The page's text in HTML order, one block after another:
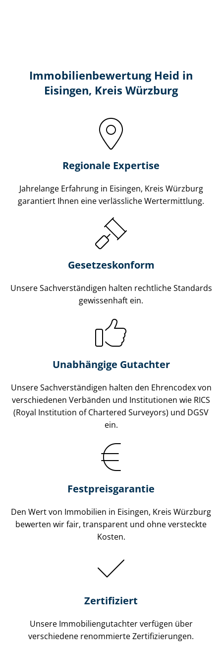
Immobilien­bewertung Heid in
Eisingen, Kreis Würzburg
Regionale Expertise
Jahrelange Erfahrung in Eisingen, Kreis Würzburg
garantiert Ihnen eine verlässliche Wertermittlung.
Gesetzes­konform
Unsere Sach­ver­stän­di­gen halten rechtliche Standards
gewissenhaft ein.
Unabhängige Gutachter
Unsere Sach­ver­stän­di­gen halten den Ehrencodex von
verschiedenen Verbänden und Institutionen wie RICS
(Royal Institution of Chartered Surveyors) und DGSV
ein.
Festpreis​garantie
Den Wert von Immobilien in Eisingen, Kreis Würzburg
bewerten wir fair, transparent und ohne versteckte
Kosten.
Zertifiziert
Unsere Immobilien­gutachter verfügen über
verschiedene renommierte Zer­ti­fi­zie­run­gen.